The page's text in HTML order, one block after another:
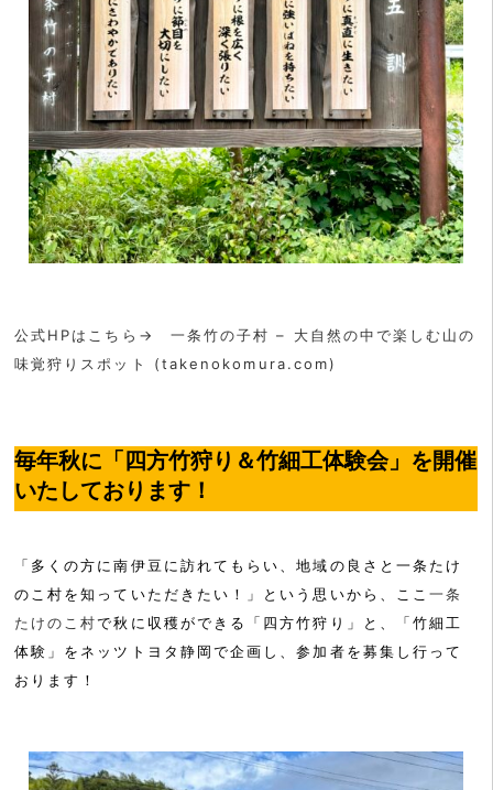
公式HPはこちら→ 一条竹の子村 – 大自然の中で楽しむ山の
味覚狩りスポット (takenokomura.com)
毎年秋に「四方竹狩り＆竹細工体験会」を開催
いたしております！
「多くの方に南伊豆に訪れてもらい、地域の良さと一条たけ
のこ村を知っていただきたい！」という思いから、ここ 一条
たけのこ村で秋に収穫ができる「四方竹狩り」と、「竹細工
体験」をネッツトヨタ静岡で企画し、参加者を募集し行って
おります！